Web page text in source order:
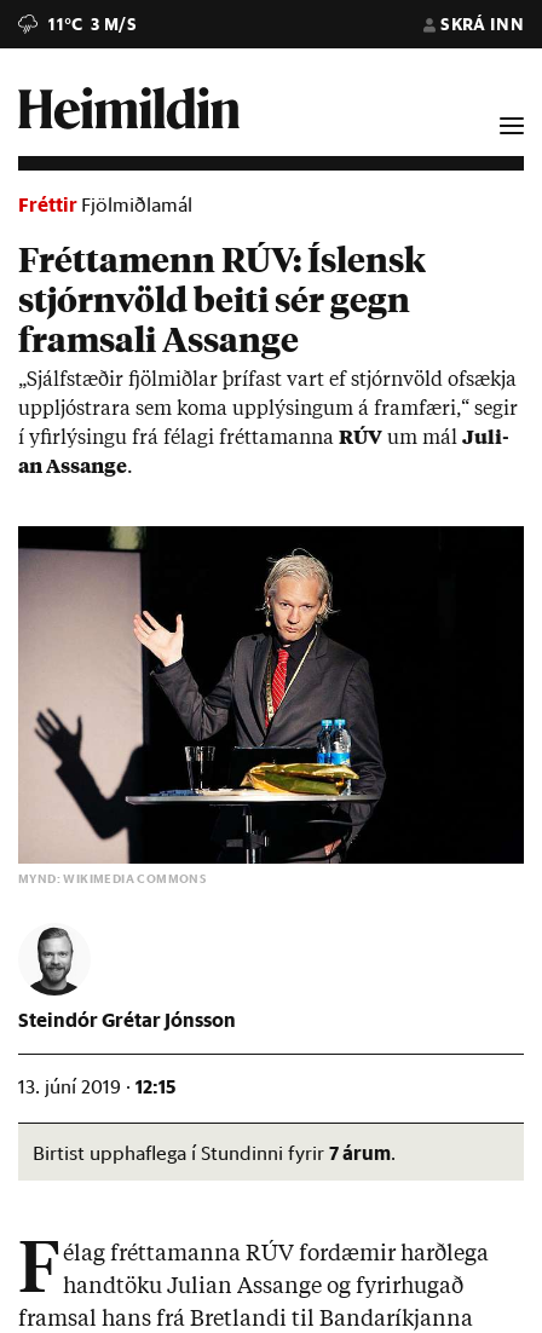
11°C 3 M/S SKRÁ INN
Fréttir Fjölmiðlamál
Fréttamenn RÚV: Íslensk
stjórnvöld beiti sér gegn
framsali Assange
„Sjálf­stæð­ir fjöl­miðl­ar þríf­ast vart ef stjórn­völd ofsækja
upp­ljóstr­ara sem koma upp­lýs­ing­um á fram­færi,“ seg­ir
í yf­ir­lýs­ingu frá fé­lagi frétta­manna RÚV um mál Ju­li­
an Assange.
MYND: WIKIMEDIA COMMONS
Steindór Grétar Jónsson
13. júní 2019 · 12:15
Birtist upphaflega í Stundinni fyrir 7 árum.
Félag fréttamanna RÚV fordæmir harðlega
handtöku Julian Assange og fyrirhugað
framsal hans frá Bretlandi til Bandaríkjanna